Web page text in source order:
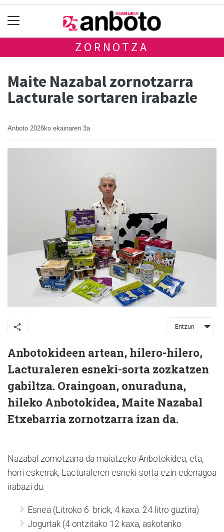
ZORNOTZA
Maite Nazabal zornotzarra
Lacturale sortaren irabazle
Anboto 2026ko ekainaren 3a
Entzun
Anbotokideen artean, hilero-hilero,
Lacturaleren esneki-sorta zozkatzen
gabiltza. Oraingoan, onuraduna,
hileko Anbotokidea, Maite Nazabal
Etxebarria zornotzarra izan da.
Nazabal zornotzarra da maiatzeko Anbotokidea, eta,
horri eskerrak, Lacturaleren esneki-sorta ezin ederragoa
irabazi du:
Esnea (Litroko 6 brick, 4 kaxa. 24 litro guztira)
Jogurtak (4 ontzitako 12 kaxa, askotariko